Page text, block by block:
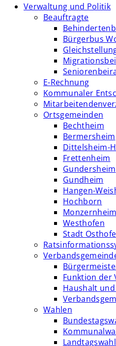
Verwaltung und Politik
Beauftragte
Bürgerbus
E-Rechnung
Kommunaler
Ortsgemeinden
Bechtheim
Bermersheim
Dittelsheim-
Frettenheim
Gundersheim
Gundheim
Hangen-
Hochborn
Monzernheim
Westhofen
Stadt
Funktion der
Haushalt
Wahlen